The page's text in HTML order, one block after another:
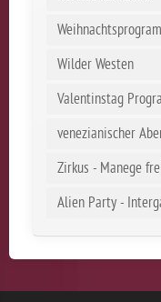
Wilder Westen
Valentinstag
venezianischer
Zirkus - Manege
Alien Party -